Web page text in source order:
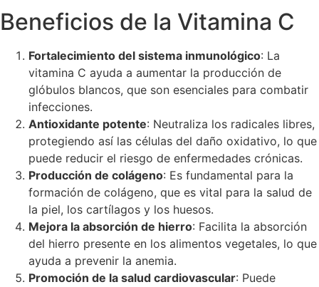
Beneficios de la Vitamina C
Fortalecimiento del sistema inmunológico: La
vitamina C ayuda a aumentar la producción de
glóbulos blancos, que son esenciales para combatir
infecciones.
Antioxidante potente: Neutraliza los radicales libres,
protegiendo así las células del daño oxidativo, lo que
puede reducir el riesgo de enfermedades crónicas.
Producción de colágeno: Es fundamental para la
formación de colágeno, que es vital para la salud de
la piel, los cartílagos y los huesos.
Mejora la absorción de hierro: Facilita la absorción
del hierro presente en los alimentos vegetales, lo que
ayuda a prevenir la anemia.
Promoción de la salud cardiovascular: Puede